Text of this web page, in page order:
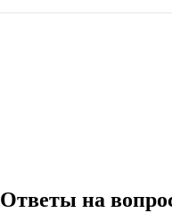
Ответы на